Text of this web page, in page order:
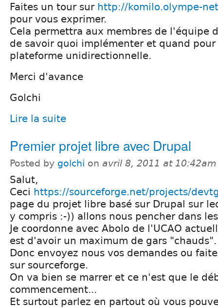
Faites un tour sur http://komilo.olympe-
pour vous exprimer.
Cela permettra aux membres de l'équipe
de savoir quoi implémenter et quand
plateforme unidirectionnelle.
Merci d'avance
Golchi
Lire la suite
Premier projet libre avec Drupal
Posted by golchi on avril 8, 2011 at 10:42am
Salut,
Ceci https://sourceforge.net/projects/
page du projet libre basé sur Drupal sur
y compris :-)) allons nous pencher dans
Je coordonne avec Abolo de l'UCAO
est d'avoir un maximum de gars "chauds".
Donc envoyez nous vos demandes ou
sur sourceforge.
On va bien se marrer et ce n'est que le
commencement...
Et surtout parlez en partout où vous